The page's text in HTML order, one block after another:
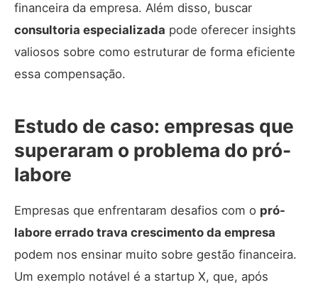
financeira da empresa. Além disso, buscar
consultoria especializada pode oferecer insights
valiosos sobre como estruturar de forma eficiente
essa compensação.
Estudo de caso: empresas que
superaram o problema do pró-
labore
Empresas que enfrentaram desafios com o pró-
labore errado trava crescimento da empresa
podem nos ensinar muito sobre gestão financeira.
Um exemplo notável é a startup X, que, após